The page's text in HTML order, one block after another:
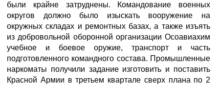
были крайне затруднены. Командование военных
округов должно было изыскать вооружение на
окружных складах и ремонтных базах, а также изъять
из добровольной оборонной организации Осоавиахим
учебное и боевое оружие, транспорт и часть
подготовленного командного состава. Промышленные
наркоматы получили задание изготовить и поставить
Красной Армии в третьем квартале сверх плана по 2